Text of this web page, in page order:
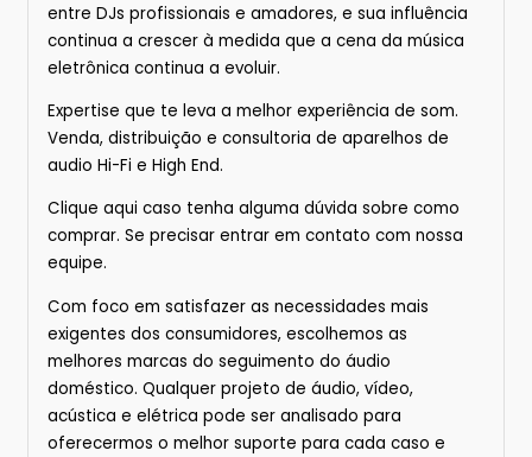
entre DJs profissionais e amadores, e sua influência
continua a crescer à medida que a cena da música
eletrônica continua a evoluir.
Expertise que te leva a melhor experiência de som.
Venda, distribuição e consultoria de aparelhos de
audio Hi-Fi e High End.
Clique aqui caso tenha alguma dúvida sobre como
comprar. Se precisar entrar em contato com nossa
equipe.
Com foco em satisfazer as necessidades mais
exigentes dos consumidores, escolhemos as
melhores marcas do seguimento do áudio
doméstico. Qualquer projeto de áudio, vídeo,
acústica e elétrica pode ser analisado para
oferecermos o melhor suporte para cada caso e